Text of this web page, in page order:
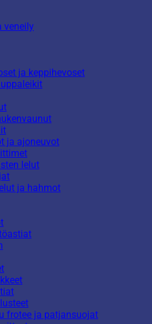
veneily
ja keppihevoset
ja ajoneuvot
lelut
ja hahmot
frotee ja patjansuojat